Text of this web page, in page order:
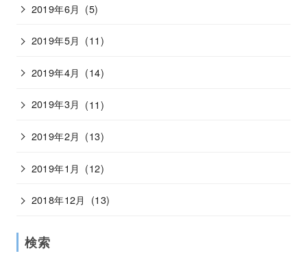
2019年6月 (5)
2019年5月 (11)
2019年4月 (14)
2019年3月 (11)
2019年2月 (13)
2019年1月 (12)
2018年12月 (13)
検索